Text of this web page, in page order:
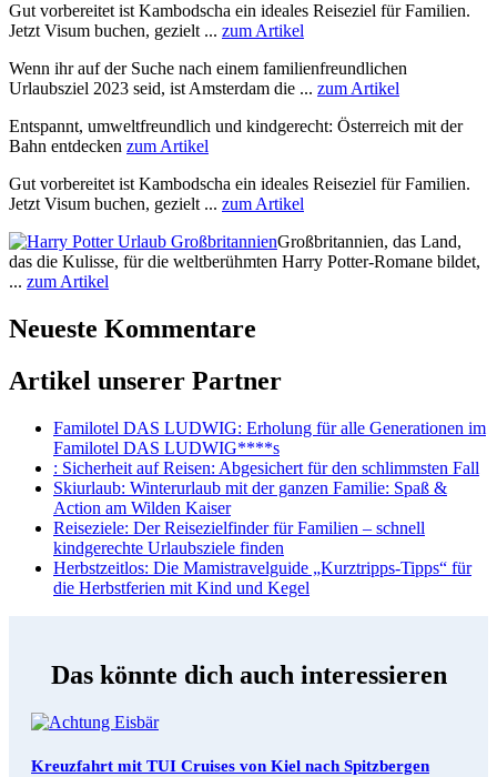
Gut vorbereitet ist Kambodscha ein ideales Reiseziel für Familien.
Jetzt Visum buchen, gezielt ... zum Artikel
Wenn ihr auf der Suche nach einem familienfreundlichen
Urlaubsziel 2023 seid, ist Amsterdam die ... zum Artikel
Entspannt, umweltfreundlich und kindgerecht: Österreich mit der
Bahn entdecken zum Artikel
Gut vorbereitet ist Kambodscha ein ideales Reiseziel für Familien.
Jetzt Visum buchen, gezielt ... zum Artikel
Großbritannien, das Land,
das die Kulisse, für die weltberühmten Harry Potter-Romane bildet,
... zum Artikel
Neueste Kommentare
Artikel unserer Partner
Familotel DAS LUDWIG: Erholung für alle Generationen im
Familotel DAS LUDWIG****s
: Sicherheit auf Reisen: Abgesichert für den schlimmsten Fall
Skiurlaub: Winterurlaub mit der ganzen Familie: Spaß &
Action am Wilden Kaiser
Reiseziele: Der Reisezielfinder für Familien – schnell
kindgerechte Urlaubsziele finden
Herbstzeitlos: Die Mamistravelguide „Kurztripps-Tipps“ für
die Herbstferien mit Kind und Kegel
Das könnte dich auch interessieren
Kreuzfahrt mit TUI Cruises von Kiel nach Spitzbergen